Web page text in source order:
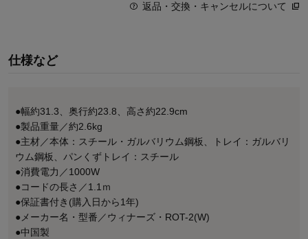
返品・交換・キャンセルについて
仕様など
●幅約31.3、奥行約23.8、高さ約22.9cm
●製品重量／約2.6kg
●主材／本体：スチール・ガルバリウム鋼板、トレイ：ガルバリ
ウム鋼板、パンくずトレイ：スチール
●消費電力／1000W
●コードの長さ／1.1ｍ
●保証書付き(購入日から1年)
●メーカー名・型番／ウィナーズ・ROT-2(W)
●中国製